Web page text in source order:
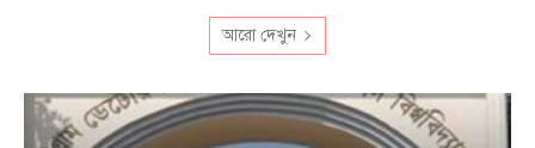
আরো দেখুন